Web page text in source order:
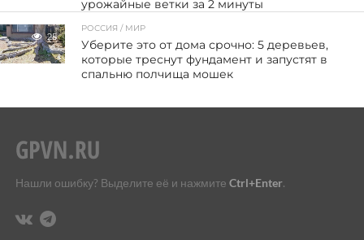
урожайные ветки за 2 минуты
25
РОССИЯ / МИР
Уберите это от дома срочно: 5 деревьев,
которые треснут фундамент и запустят в
спальню полчища мошек
Нашли ошибку? Выделите её и нажмите Ctrl+Enter.